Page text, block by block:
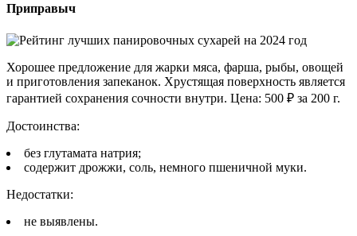
Приправыч
Хорошее предложение для жарки мяса, фарша, рыбы, овощей
и приготовления запеканок. Хрустящая поверхность является
гарантией сохранения сочности внутри. Цена: 500 ₽ за 200 г.
Достоинства:
без глутамата натрия;
содержит дрожжи, соль, немного пшеничной муки.
Недостатки:
не выявлены.